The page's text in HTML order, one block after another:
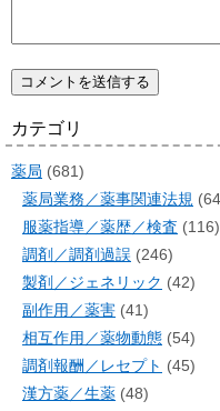
カテゴリ
薬局 (681)
薬局業務／薬事関連法規
服薬指導／薬歴／検査 (116)
調剤／調剤過誤 (246)
製剤／ジェネリック (42)
副作用／薬害 (41)
相互作用／薬物動態 (54)
調剤報酬／レセプト (45)
漢方薬／生薬 (48)